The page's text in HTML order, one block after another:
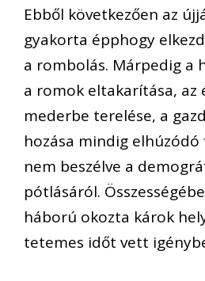
Ebből következően az
gyakorta épphogy
a rombolás. Márpedig a
a romok eltakarítása, az
mederbe terelése, a
hozása mindig
nem beszélve a
pótlásáról.
háború okozta károk
tetemes időt vett